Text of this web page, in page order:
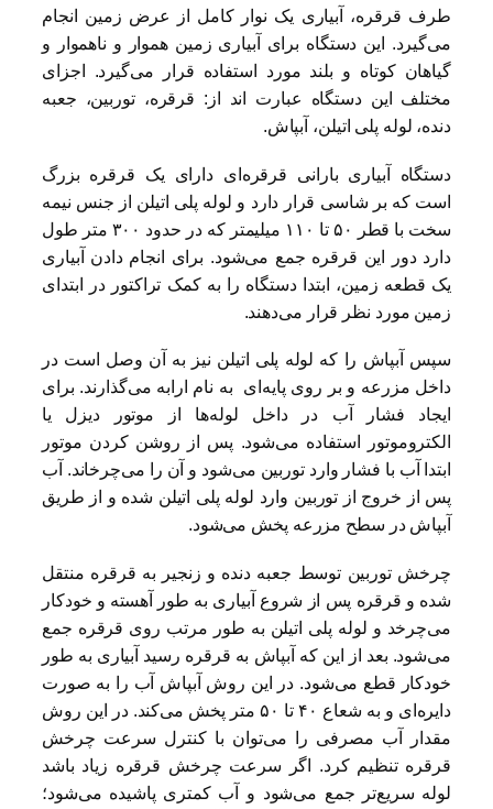
طرف قرقره، آبیاری یک نوار کامل از عرض زمین انجام
می‌گیرد. این دستگاه برای آبیاری زمین هموار و ناهموار و
گیاهان کوتاه و بلند مورد استفاده قرار می‌گیرد. اجزای
مختلف این دستگاه عبارت اند از: قرقره، توربین، جعبه
دنده، لوله پلی اتیلن، آبپاش.
دستگاه آبیاری بارانی قرقره‌ای دارای یک قرقره بزرگ
است که بر شاسی قرار دارد و لوله پلی اتیلن از جنس نیمه
سخت با قطر ۵۰ تا ۱۱۰ میلیمتر که در حدود ۳۰۰ متر طول
دارد دور این قرقره جمع می‌شود. برای انجام دادن آبیاری
یک قطعه زمین، ابتدا دستگاه را به کمک تراکتور در ابتدای
زمین مورد نظر قرار می‌دهند.
سپس آبپاش را که لوله پلی اتیلن نیز به آن وصل است در
داخل مزرعه و بر روی پایه‌ای به نام ارابه می‌گذارند. برای
ایجاد فشار آب در داخل لوله‌ها از موتور دیزل یا
الکتروموتور استفاده می‌شود. پس از روشن کردن موتور
ابتدا آب با فشار وارد توربین می‌شود و آن را می‌چرخاند. آب
پس از خروج از توربین وارد لوله پلی اتیلن شده و از طریق
آبپاش در سطح مزرعه پخش می‌شود.
چرخش توربین توسط جعبه دنده و زنجیر به قرقره منتقل
شده و قرقره پس از شروع آبیاری به طور آهسته و خودکار
می‌چرخد و لوله پلی اتیلن به طور مرتب روی قرقره جمع
می‌شود. بعد از این که آبپاش به قرقره رسید آبیاری به طور
خودکار قطع می‌شود. در این روش آبپاش آب را به صورت
دایره‌ای و به شعاع ۴۰ تا ۵۰ متر پخش می‌کند. در این روش
مقدار آب مصرفی را می‌توان با کنترل سرعت چرخش
قرقره تنظیم کرد. اگر سرعت چرخش قرقره زیاد باشد
لوله سریع‌تر جمع می‌شود و آب کمتری پاشیده می‌شود؛